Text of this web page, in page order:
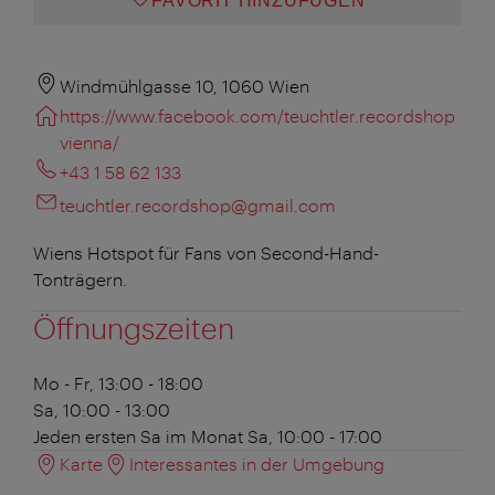
Windmühlgasse 10, 1060 Wien
https://www.facebook.com/teuchtler.recordshop
vienna/
+43 1 58 62 133
teuchtler.recordshop@gmail.com
Wiens Hotspot für Fans von Second-Hand-
Tonträgern.
Öffnungszeiten
Mo - Fr, 13:00 - 18:00
Sa, 10:00 - 13:00
Jeden ersten Sa im Monat Sa, 10:00 - 17:00
Karte
Interessantes in der Umgebung